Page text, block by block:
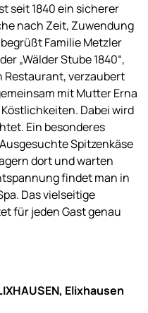
seit 1840 ein sicherer
nach Zeit, Zuwendung
Familie Metzler
„Wälder Stube 1840“,
Restaurant, verzaubert
mit Mutter Erna
Dabei wird
Ein besonderes
Spitzenkäse
dort und warten
findet man in
Das vielseitige
für jeden Gast genau
Elixhausen